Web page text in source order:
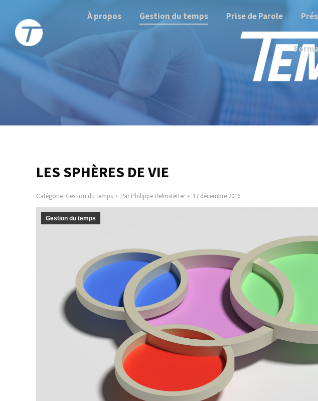
À propos Gestion du temps Prise de Parole
LES SPHÈRES DE VIE
Catégorie Gestion du temps ParPhilippe Helmstetter 17 décembre 2016
Gestion du temps